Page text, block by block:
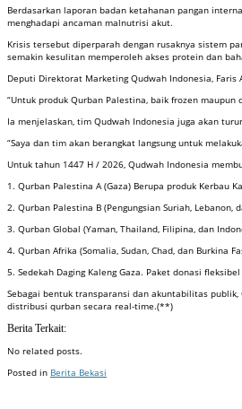
Berdasarkan laporan badan ketahanan pangan
menghadapi ancaman malnutrisi akut.
Krisis tersebut diperparah dengan rusaknya sistem
semakin kesulitan memperoleh akses protein dan
Deputi Direktorat Marketing Qudwah Indonesia,
“Untuk produk Qurban Palestina, baik frozen
Ia menjelaskan, tim Qudwah Indonesia juga akan
“Saya dan tim akan berangkat langsung untuk
Untuk tahun 1447 H / 2026, Qudwah Indonesia
1. Qurban Palestina A (Gaza) Berupa produk Kerbau
2. Qurban Palestina B (Pengungsian Suriah, Lebanon,
3. Qurban Global (Yaman, Thailand, Filipina, dan
4. Qurban Afrika (Somalia, Sudan, Chad, dan Burkina
5. Sedekah Daging Kaleng Gaza. Paket donasi
Sebagai bentuk transparansi dan akuntabilitas
distribusi qurban secara real-time.(**)
Berita Terkait:
No related posts.
Posted in Berita Bekasi